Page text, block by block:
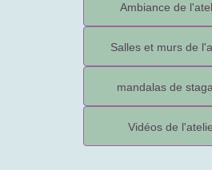
Ambiance de
Salles et murs de
mandalas de
Vidéos de